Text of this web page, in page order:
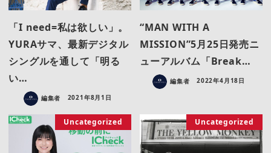
「I need=私は欲しい」。
YURAサマ、最新デジタル
シングルを通して「明る
い…
編集者 2021年8月1日
“MAN WITH A
MISSION”5月25日発売ニ
ューアルバム「Break…
編集者 2022年4月18日
Uncategorized Uncategorized